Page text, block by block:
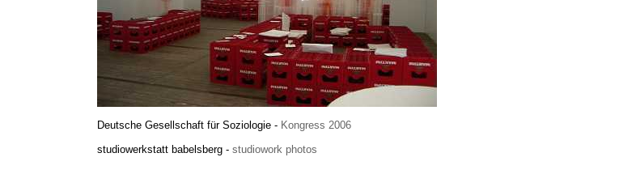
Deutsche Gesellschaft für Soziologie - Kongress 2006
studiowerkstatt babelsberg - studiowork photos